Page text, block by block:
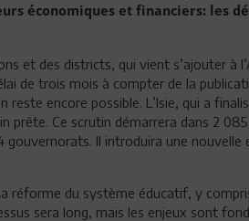
économiques et financiers: les
et des districts, qui vient s’ajouter à
de trois mois à compter de la
encore possible. L’Isie, qui a
Ce scrutin démarrera dans 2
Il introduira une nouvelle
réforme du système éducatif, y
sera long, mais les enjeux sont